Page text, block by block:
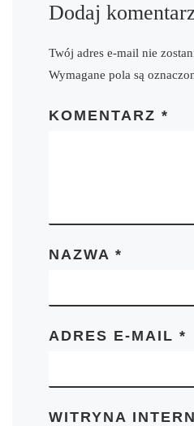
Dodaj
Twój adres e-mail nie
Wymagane pola są
KOMENTARZ*
NAZWA*
ADRES E-MAIL*
WITRYNA